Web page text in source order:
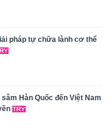
pháp tự chữa lành cơ thể
Hàn Quốc đến Việt Nam